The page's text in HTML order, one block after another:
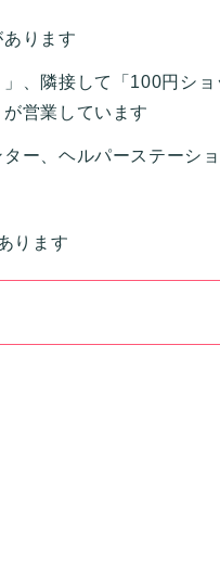
ります
」、隣接して「100円シ
営業しています
ー、ヘルパーステーシ
ります